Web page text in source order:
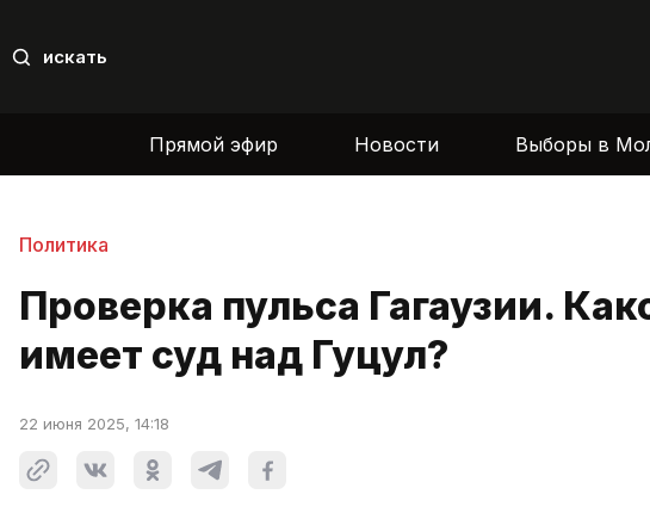
искать
Прямой эфир Новости Выборы в
Политика
Проверка пульса Гагаузии.
имеет суд над Гуцул?
22 июня 2025, 14:18